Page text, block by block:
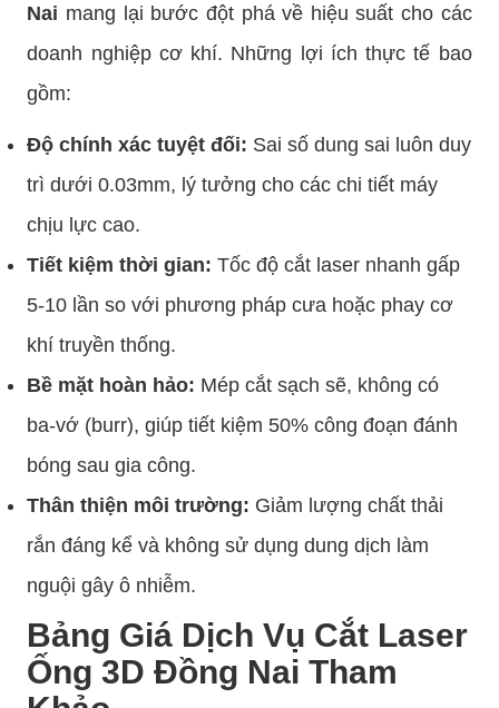
Nai mang lại bước đột phá về hiệu suất cho các
doanh nghiệp cơ khí. Những lợi ích thực tế bao
gồm:
Độ chính xác tuyệt đối: Sai số dung sai luôn duy
trì dưới 0.03mm, lý tưởng cho các chi tiết máy
chịu lực cao.
Tiết kiệm thời gian: Tốc độ cắt laser nhanh gấp
5-10 lần so với phương pháp cưa hoặc phay cơ
khí truyền thống.
Bề mặt hoàn hảo: Mép cắt sạch sẽ, không có
ba-vớ (burr), giúp tiết kiệm 50% công đoạn đánh
bóng sau gia công.
Thân thiện môi trường: Giảm lượng chất thải
rắn đáng kể và không sử dụng dung dịch làm
nguội gây ô nhiễm.
Bảng Giá Dịch Vụ Cắt Laser
Ống 3D Đồng Nai Tham